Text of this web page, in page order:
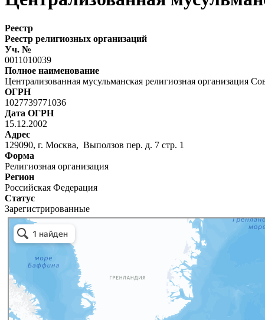
Реестр
Реестр религиозных организаций
Уч. №
0011010039
Полное наименование
Централизованная мусульманская религиозная организация
ОГРН
1027739771036
Дата ОГРН
15.12.2002
Адрес
129090, г. Москва, Выползов пер. д. 7 стр. 1
Форма
Религиозная организация
Регион
Российская Федерация
Статус
Зарегистрированные